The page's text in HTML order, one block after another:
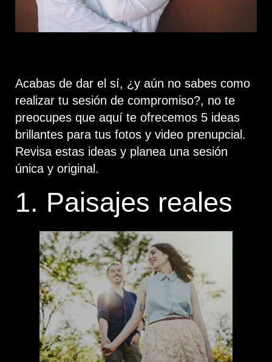
Acabas de dar el sí, ¿y aún no sabes como
realizar tu sesión de compromiso?, no te
preocupes que aquí te ofrecemos 5 ideas
brillantes para tus fotos y video prenupcial.
Revisa estas ideas y planea una sesión
única y original.
1. Paisajes reales